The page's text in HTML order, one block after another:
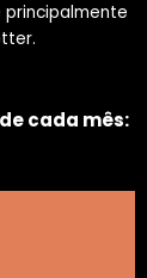
cada mês: